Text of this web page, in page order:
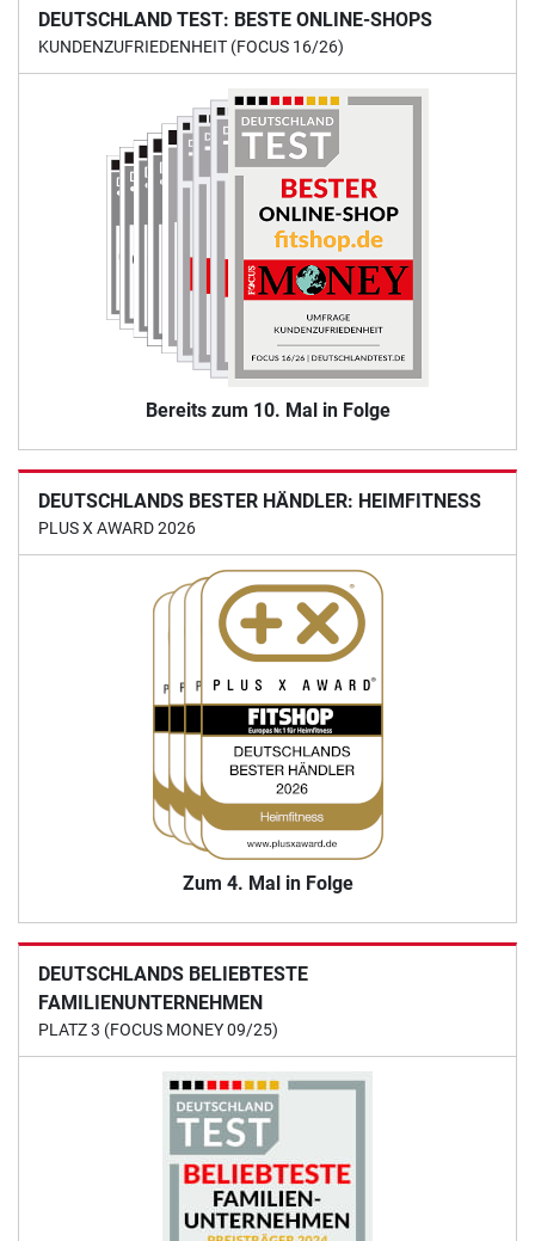
DEUTSCHLAND TEST: BESTE ONLINE-SHOPS
KUNDENZUFRIEDENHEIT (FOCUS 16/26)
Bereits zum 10. Mal in Folge
DEUTSCHLANDS BESTER HÄNDLER: HEIMFITNESS
PLUS X AWARD 2026
Zum 4. Mal in Folge
DEUTSCHLANDS BELIEBTESTE
FAMILIENUNTERNEHMEN
PLATZ 3 (FOCUS MONEY 09/25)